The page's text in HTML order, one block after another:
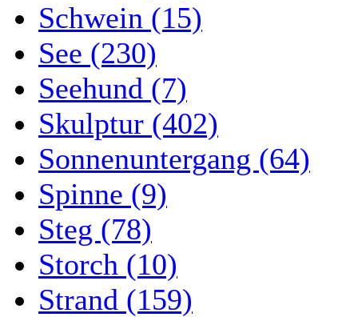
Schwein (15)
See (230)
Seehund (7)
Skulptur (402)
Sonnenuntergang (64)
Spinne (9)
Steg (78)
Storch (10)
Strand (159)